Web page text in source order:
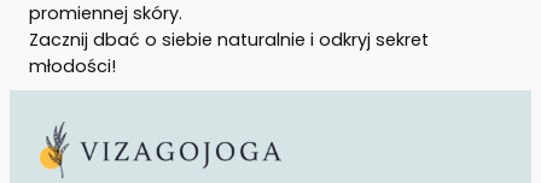
promiennej skóry.
Zacznij dbać o siebie naturalnie i odkryj sekret
młodości!